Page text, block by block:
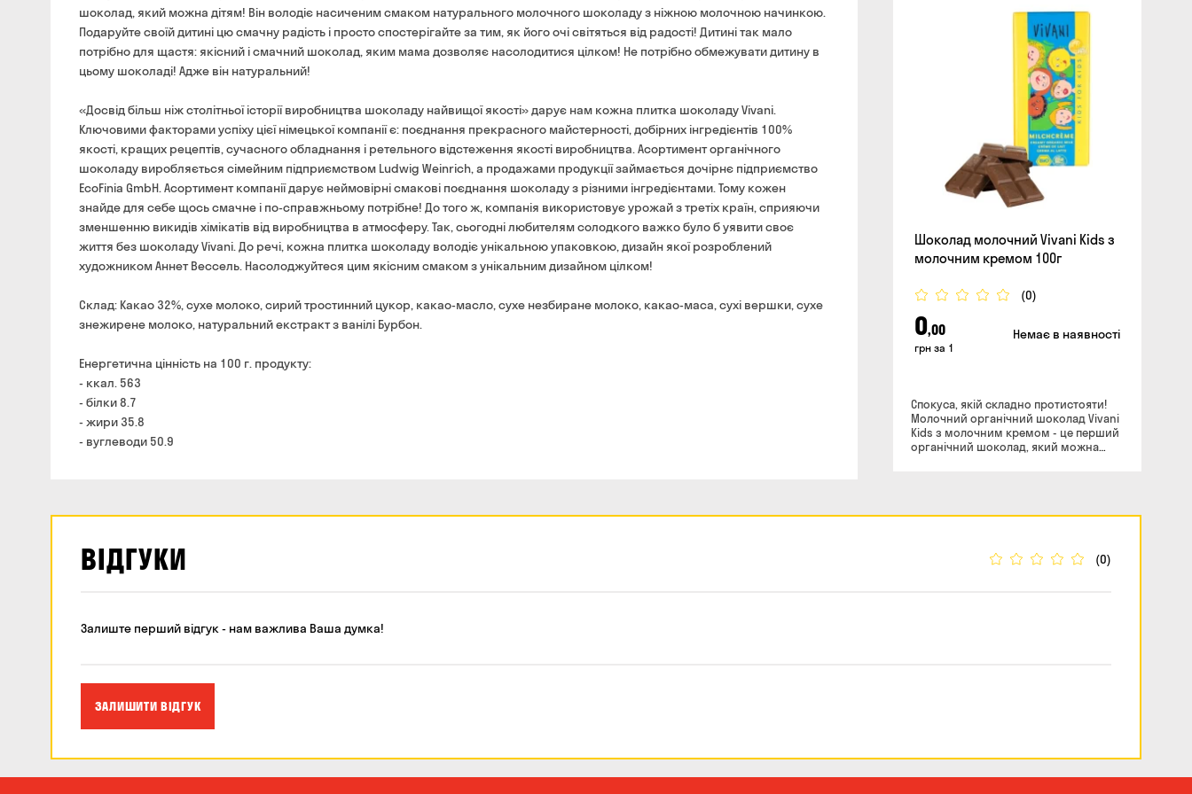
готівкою кур'єру
банківською картою на сайті
Шоколад молочний Vivani Kids з
молочним кремом 100г
(0)
0,00
грн за 1
Немає в наявності
Спокуса, якій складно протистояти!
Молочний органічний шоколад Vivani
Kids з молочним кремом - це перший
органічний шоколад, який можна
радість і просто спостерігайте за тим,
якісний і смачний шоколад, яким
виробництва. Асортимент
шоколад, який можна дітям! Він володіє насиченим смаком натурального молочного шоколаду з ніжною молочною начинкою.
Подаруйте своїй дитині цю смачну радість і просто спостерігайте за тим, як його очі світяться від радості! Дитині так мало
потрібно для щастя: якісний і смачний шоколад, яким мама дозволяє насолодитися цілком! Не потрібно обмежувати дитину в
цьому шоколаді! Адже він натуральний!
«Досвід більш ніж столітньої історії виробництва шоколаду найвищої якості» дарує нам кожна плитка шоколаду Vivani.
Ключовими факторами успіху цієї німецької компанії є: поєднання прекрасного майстерності, добірних інгредієнтів 100%
якості, кращих рецептів, сучасного обладнання і ретельного відстеження якості виробництва. Асортимент органічного
шоколаду виробляється сімейним підприємством Ludwig Weinrich, а продажами продукції займається дочірнє підприємство
EcoFinia GmbH. Асортимент компанії дарує неймовірні смакові поєднання шоколаду з різними інгредієнтами. Тому кожен
знайде для себе щось смачне і по-справжньому потрібне! До того ж, компанія використовує урожай з третіх країн, сприяючи
зменшенню викидів хімікатів від виробництва в атмосферу. Так, сьогодні любителям солодкого важко було б уявити своє
життя без шоколаду Vivani. До речі, кожна плитка шоколаду володіє унікальною упаковкою, дизайн якої розроблений
художником Аннет Вессель. Насолоджуйтеся цим якісним смаком з унікальним дизайном цілком!
Склад: Какао 32%, сухе молоко, сирий тростинний цукор, какао-масло, сухе незбиране молоко, какао-маса, сухі вершки, сухе
знежирене молоко, натуральний екстракт з ванілі Бурбон.
Енергетична цінність на 100 г. продукту:
- ккал. 563
- білки 8.7
- жири 35.8
- вуглеводи 50.9
ВІДГУКИ (0)
Залиште перший відгук - нам важлива Ваша думка!
ЗАЛИШИТИ ВІДГУК